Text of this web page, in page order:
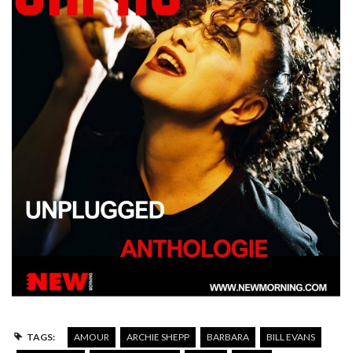
TAGS: AMOUR ARCHIE SHEPP BARBARA
BILL EVANS